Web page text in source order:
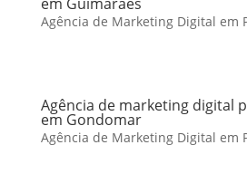
Agência de Marketing Digital em
Agência de marketing digital
em Gondomar
Agência de Marketing Digital em